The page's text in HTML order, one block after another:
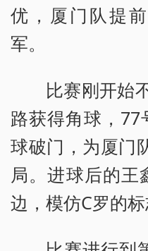
优，厦门队提
军。
比赛刚开始
路获得角球，
球破门，为厦门
局。进球后的王
边，模仿C罗的标